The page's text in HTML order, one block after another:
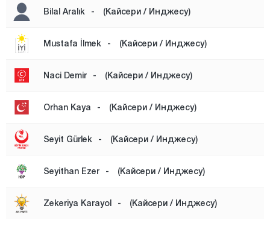
САРЫОГЛАН
ТАЛАС
ТОМАРЗА
ЙЕШИЛХИСАР
Килис
Кыркларэли
Кыршехир
Bilal Aralık - (Кайсери / Инджесу)
Mustafa İlmek - (Кайсери / Инджесу)
Naci Demir - (Кайсери / Инджесу)
Orhan Kaya - (Кайсери / Инджесу)
Seyit Gürlek - (Кайсери / Инджесу)
Seyithan Ezer - (Кайсери / Инджесу)
Zekeriya Karayol - (Кайсери / Инджесу)